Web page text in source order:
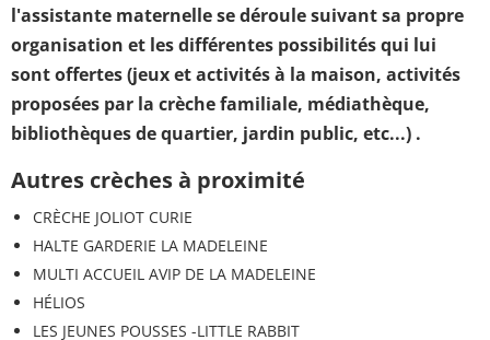
l'assistante maternelle se déroule suivant sa propre
organisation et les différentes possibilités qui lui
sont offertes (jeux et activités à la maison, activités
proposées par la crèche familiale, médiathèque,
bibliothèques de quartier, jardin public, etc...) .
Autres crèches à proximité
CRÈCHE JOLIOT CURIE
HALTE GARDERIE LA MADELEINE
MULTI ACCUEIL AVIP DE LA MADELEINE
HÉLIOS
LES JEUNES POUSSES -LITTLE RABBIT